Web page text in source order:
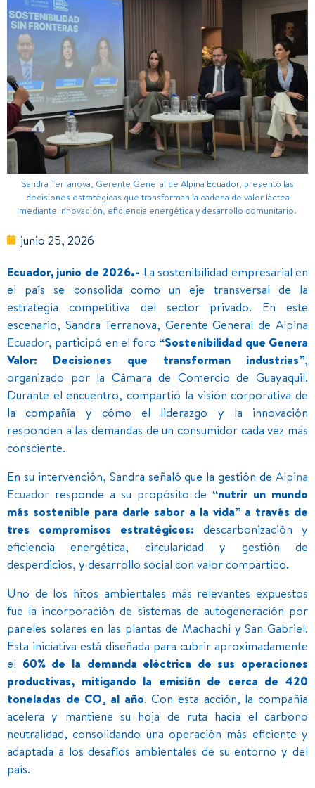
Sandra Terranova, Gerente General de Alpina Ecuador, presentó las
decisiones estratégicas que transforman la cadena de valor láctea
mediante innovación, eficiencia energética y desarrollo comunitario.
junio 25, 2026
Ecuador, junio de 2026.- La sostenibilidad empresarial en
el país se consolida como un eje transversal de la
estrategia competitiva del sector privado. En este
escenario, Sandra Terranova, Gerente General de Alpina
Ecuador, participó en el foro“Sostenibilidad que Genera
Valor: Decisiones que transforman industrias”,
organizado por la Cámara de Comercio de Guayaquil.
Durante el encuentro, compartió la visión corporativa de
la compañía y cómo el liderazgo y la innovación
responden a las demandas de un consumidor cada vez más
consciente.
En su intervención, Sandra señaló que la gestión de Alpina
Ecuador responde a su propósito de“nutrir un mundo
más sostenible para darle sabor a la vida” a través de
tres compromisos estratégicos: descarbonización y
eficiencia energética, circularidad y gestión de
desperdicios, y desarrollo social con valor compartido.
Uno de los hitos ambientales más relevantes expuestos
fue la incorporación de sistemas de autogeneración por
paneles solares en las plantas de Machachi y San Gabriel.
Esta iniciativa está diseñada para cubrir aproximadamente
el 60% de la demanda eléctrica de sus operaciones
productivas, mitigando la emisión de cerca de 420
toneladas de CO₂ al año. Con esta acción, la compañía
acelera y mantiene su hoja de ruta hacia el carbono
neutralidad, consolidando una operación más eficiente y
adaptada a los desafíos ambientales de su entorno y del
país.